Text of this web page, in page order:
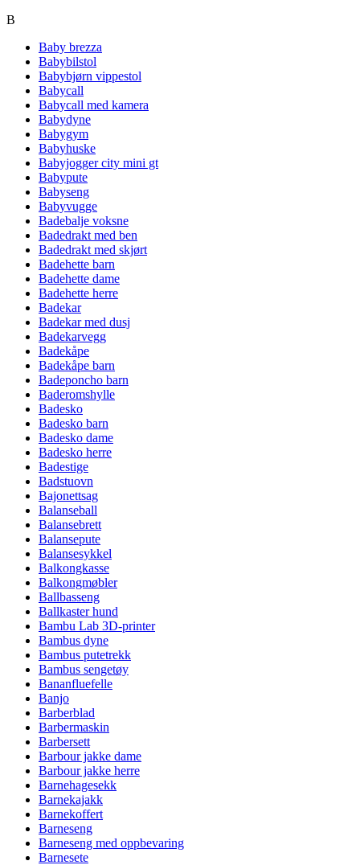
B
Baby brezza
Babybilstol
Babybjørn vippestol
Babycall
Babycall med kamera
Babydyne
Babygym
Babyhuske
Babyjogger city mini gt
Babypute
Babyseng
Babyvugge
Badebalje voksne
Badedrakt med ben
Badedrakt med skjørt
Badehette barn
Badehette dame
Badehette herre
Badekar
Badekar med dusj
Badekarvegg
Badekåpe
Badekåpe barn
Badeponcho barn
Baderomshylle
Badesko
Badesko barn
Badesko dame
Badesko herre
Badestige
Badstuovn
Bajonettsag
Balanseball
Balansebrett
Balansepute
Balansesykkel
Balkongkasse
Balkongmøbler
Ballbasseng
Ballkaster hund
Bambu Lab 3D-printer
Bambus dyne
Bambus putetrekk
Bambus sengetøy
Bananfluefelle
Banjo
Barberblad
Barbermaskin
Barbersett
Barbour jakke dame
Barbour jakke herre
Barnehagesekk
Barnekajakk
Barnekoffert
Barneseng
Barneseng med oppbevaring
Barnesete